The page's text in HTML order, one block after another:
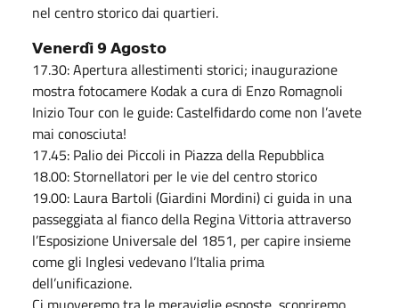
nel centro storico dai quartieri.
𝗩𝗲𝗻𝗲𝗿𝗱𝗶̀ 𝟵 𝗔𝗴𝗼𝘀𝘁𝗼
17.30: Apertura allestimenti storici; inaugurazione
mostra fotocamere Kodak a cura di Enzo Romagnoli
Inizio Tour con le guide: Castelfidardo come non l’avete
mai conosciuta!
17.45: Palio dei Piccoli in Piazza della Repubblica
18.00: Stornellatori per le vie del centro storico
19.00: Laura Bartoli (Giardini Mordini) ci guida in una
passeggiata al fianco della Regina Vittoria attraverso
l’Esposizione Universale del 1851, per capire insieme
come gli Inglesi vedevano l’Italia prima
dell’unificazione.